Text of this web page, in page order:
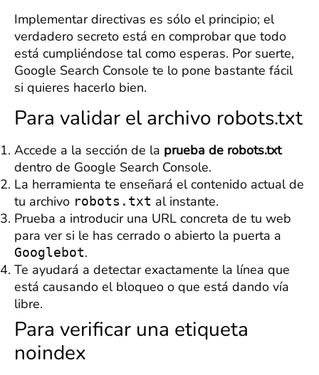
Implementar directivas es sólo el principio; el
verdadero secreto está en comprobar que todo
está cumpliéndose tal como esperas. Por suerte,
Google Search Console te lo pone bastante fácil
si quieres hacerlo bien.
Para validar el archivo robots.txt
Accede a la sección de la prueba de robots.txt
dentro de Google Search Console.
La herramienta te enseñará el contenido actual de
tu archivo robots.txt al instante.
Prueba a introducir una URL concreta de tu web
para ver si le has cerrado o abierto la puerta a
Googlebot.
Te ayudará a detectar exactamente la línea que
está causando el bloqueo o que está dando vía
libre.
Para verificar una etiqueta
noindex